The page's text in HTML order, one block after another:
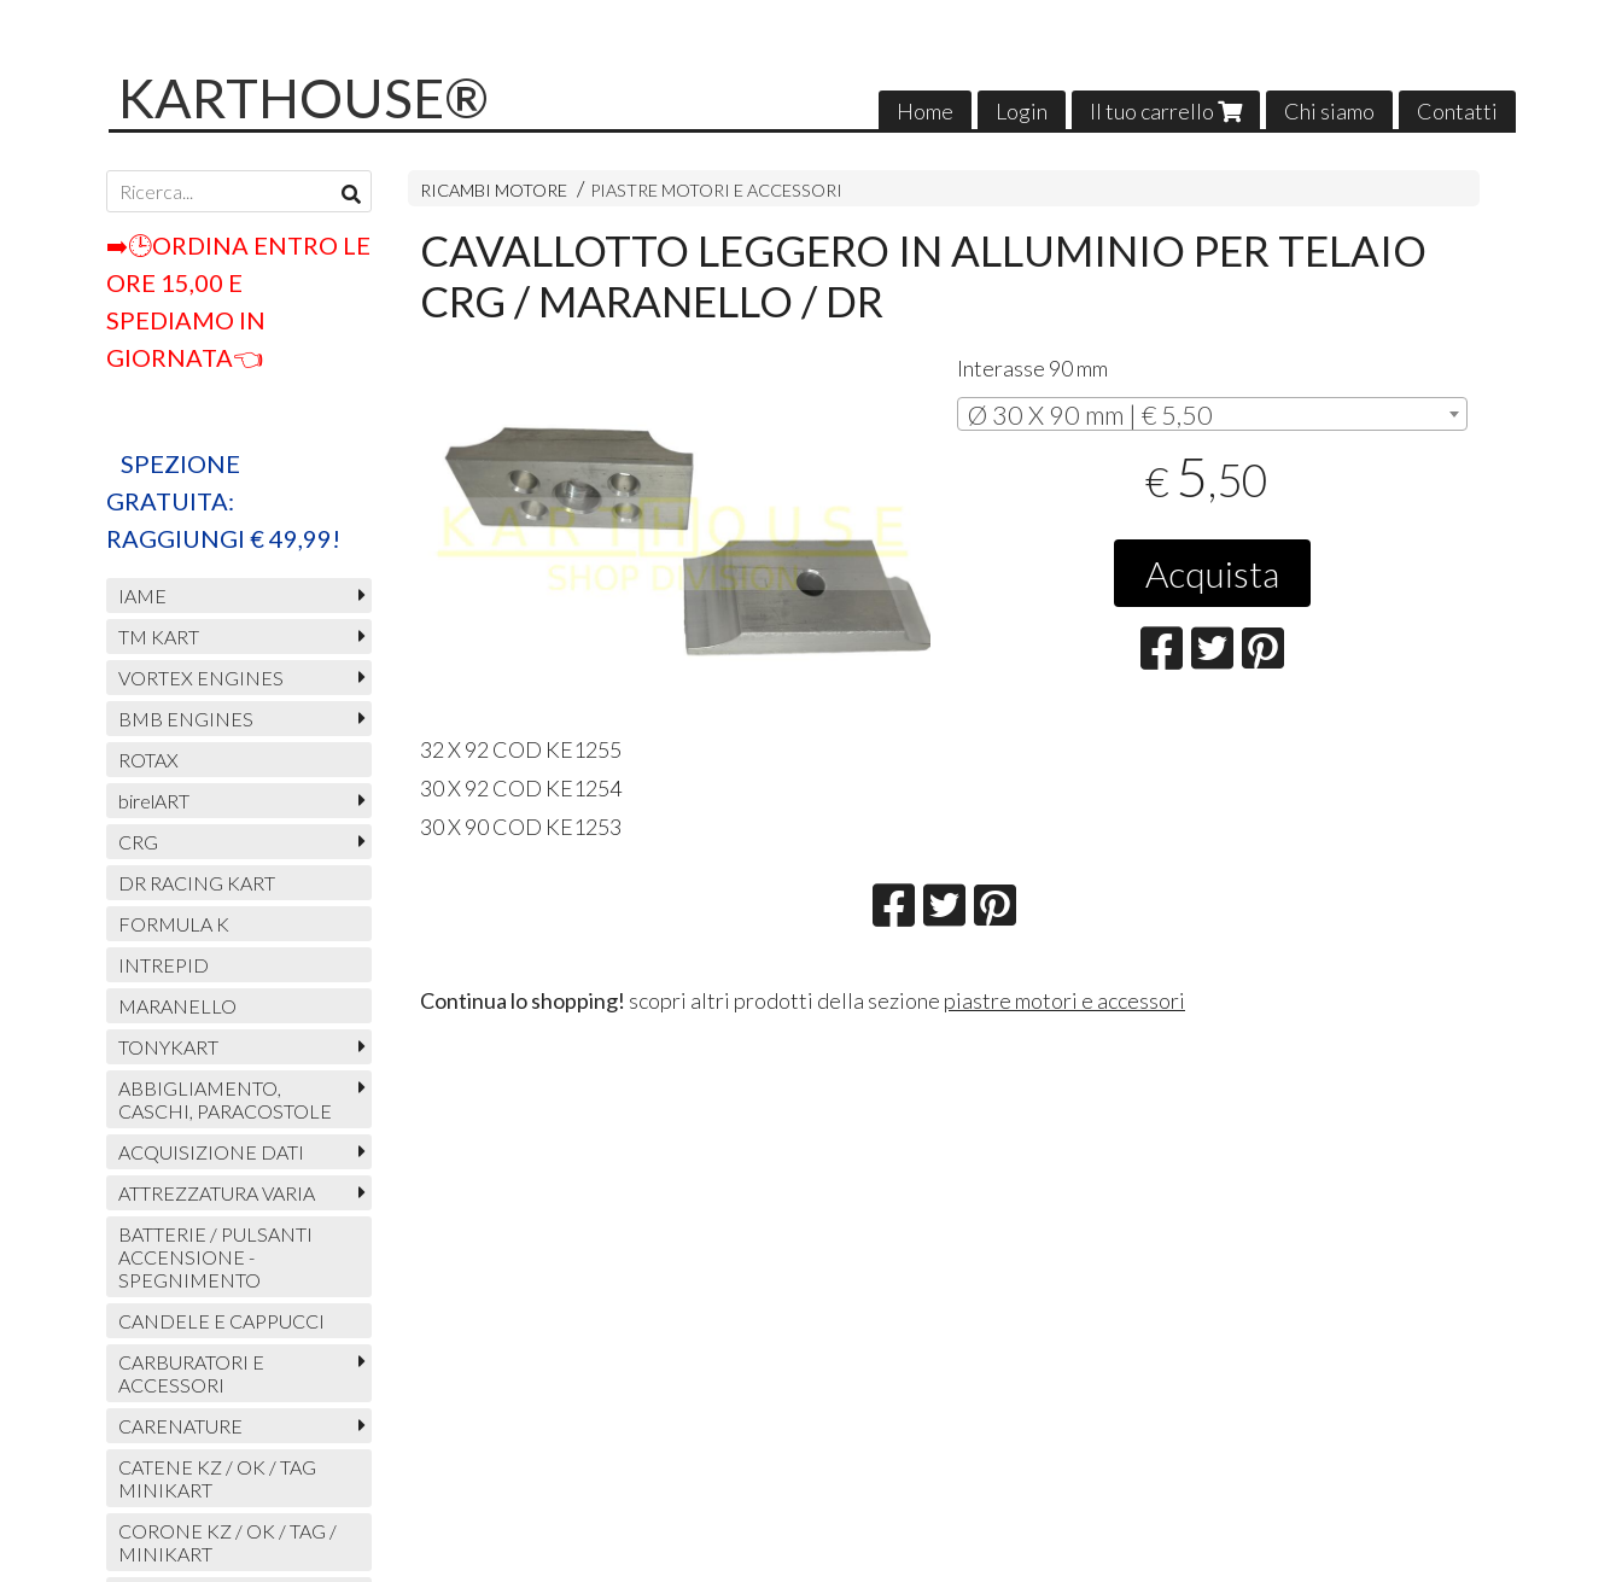
Home Login Il tuo carrello Chi siamo Contatti
KARTHOUSE®
RICAMBI MOTORE PIASTRE MOTORI E ACCESSORI
CAVALLOTTO LEGGERO IN ALLUMINIO PER TELAIO
CRG / MARANELLO / DR
Interasse 90 mm
Ø 30 X 90 mm | € 5,50
€ 5,50
Acquista
32 X 92 COD KE1255
30 X 92 COD KE1254
30 X 90 COD KE1253
Continua lo shopping! scopri altri prodotti della sezione piastre motori e accessori
➡️🕒ORDINA ENTRO LE
ORE 15,00 E
SPEDIAMO IN
GIORNATA👈
SPEZIONE
GRATUITA:
RAGGIUNGI € 49,99!
IAME
TM KART
VORTEX ENGINES
BMB ENGINES
ROTAX
birelART
CRG
DR RACING KART
FORMULA K
INTREPID
MARANELLO
TONYKART
ABBIGLIAMENTO,
CASCHI, PARACOSTOLE
ACQUISIZIONE DATI
ATTREZZATURA VARIA
BATTERIE / PULSANTI
ACCENSIONE -
SPEGNIMENTO
CANDELE E CAPPUCCI
CARBURATORI E
ACCESSORI
CARENATURE
CATENE KZ / OK / TAG
MINIKART
CORONE KZ / OK / TAG /
MINIKART